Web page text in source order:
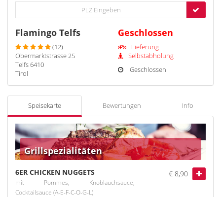
Flamingo Telfs
(12)
Obermarktstrasse 25
Telfs 6410
Tirol
Geschlossen
Lieferung
Selbstabholung
Geschlossen
Speisekarte Bewertungen Info
Grillspezialitäten
6ER CHICKEN NUGGETS
mit Pommes, Knoblauchsauce,
Cocktailsauce (A-E-F-C-O-G-L)
€ 8,90